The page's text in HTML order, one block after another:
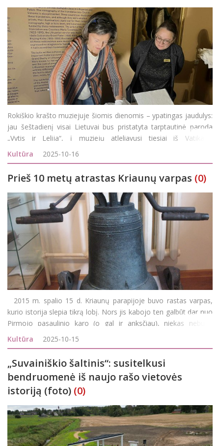
Rokiškio krašto muziejuje šiomis dienomis – ypatingas jaudulys:
jau šeštadienį visai Lietuvai bus pristatyta tarptautinė paroda
„Vytis ir Lelija“, į muziejų atleliavusi tiesiai iš Vatikano
apaštališkosios bibliotekos. Iki &sca
Kultūra 2025-10-16
Prieš 10 metų atrastas Kriaunų varpas (0)
2015 m. spalio 15 d. Kriaunų parapijoje buvo rastas varpas,
kurio istorija slepia tikrą lobį. Nors jis kabojo ten galbūt dar nuo
Pirmojo pasaulinio karo (o gal ir anksčiau), niekas nebuvo
pastebėjęs, kad šis kuklus radinys – vienas seniausių Lietuvoje.
Pagal formą, sienelių s
Kultūra 2025-10-15
„Suvainiškio šaltinis“: susitelkusi
bendruomenė iš naujo rašo vietovės
istoriją (foto) (0)